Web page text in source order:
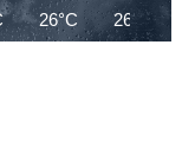
26°C 26°C